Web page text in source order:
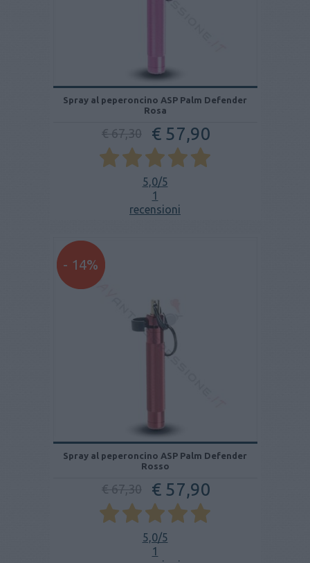
Spray al peperoncino ASP Palm Defender
Rosa
€ 67,30 € 57,90
5,0/5
1
recensioni
- 14%
Spray al peperoncino ASP Palm Defender
Rosso
€ 67,30 € 57,90
5,0/5
1